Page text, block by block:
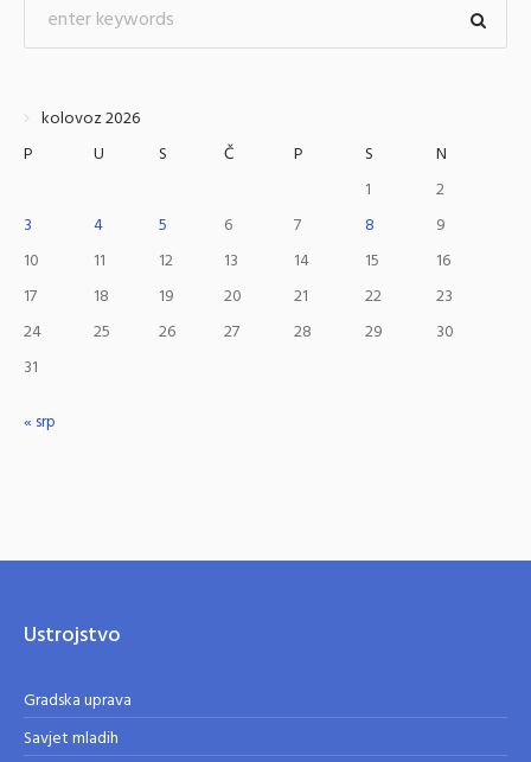
kolovoz 2026
P
U S Č P S
N
1
2
3
4 5 6 7 8
9
10
11 12 13 14 15
16
17
18 19 20 21 22
23
24
25 26 27 28 29
30
31
« srp
Ustrojstvo
Gradska uprava
Savjet mladih